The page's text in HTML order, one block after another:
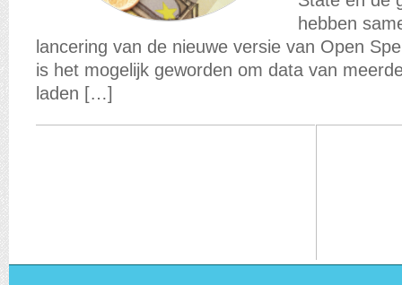
hebben
lancering van de nieuwe versie van Open
is het mogelijk geworden om data van
laden […]